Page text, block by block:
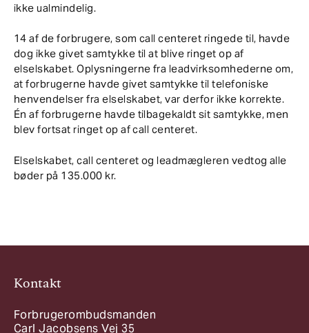
ikke ualmindelig.
14 af de forbrugere, som call centeret ringede til, havde
dog ikke givet samtykke til at blive ringet op af
elselskabet. Oplysningerne fra leadvirksomhederne om,
at forbrugerne havde givet samtykke til telefoniske
henvendelser fra elselskabet, var derfor ikke korrekte.
Én af forbrugerne havde tilbagekaldt sit samtykke, men
blev fortsat ringet op af call centeret.
Elselskabet, call centeret og leadmægleren vedtog alle
bøder på 135.000 kr.
Kontakt
Forbrugerombudsmanden
Carl Jacobsens Vej 35